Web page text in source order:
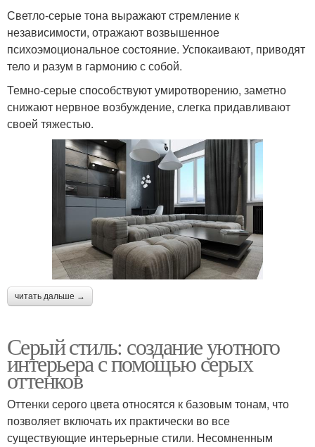
Светло-серые тона выражают стремление к
независимости, отражают возвышенное
психоэмоциональное состояние. Успокаивают, приводят
тело и разум в гармонию с собой.
Темно-серые способствуют умиротворению, заметно
снижают нервное возбуждение, слегка придавливают
своей тяжестью.
читать дальше →
Серый стиль: создание уютного
интерьера с помощью серых
оттенков
Оттенки серого цвета относятся к базовым тонам, что
позволяет включать их практически во все
существующие интерьерные стили. Несомненным